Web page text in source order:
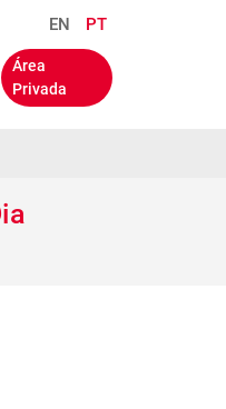
EN PT
Área
Privada